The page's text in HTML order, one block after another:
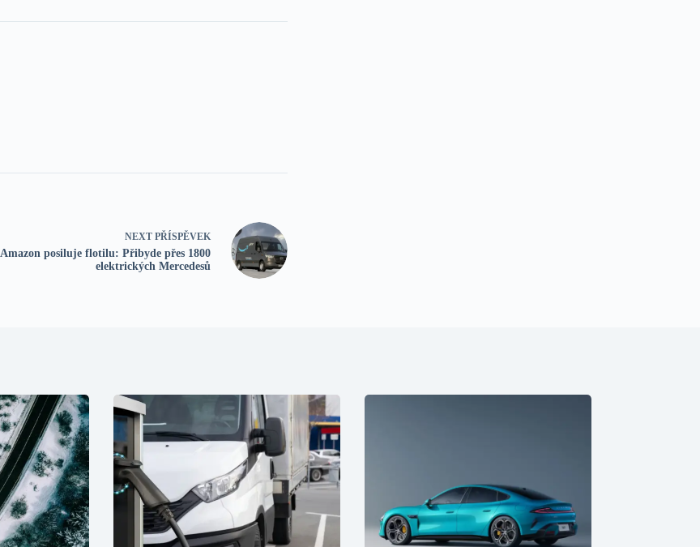
NEXT PŘÍSPĚVEK
Amazon posiluje flotilu: Přibyde přes 1800
elektrických Mercedesů